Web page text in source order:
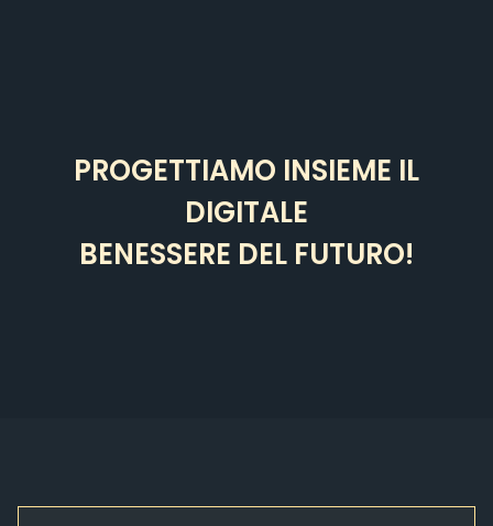
PROGETTIAMO INSIEME IL
DIGITALE
BENESSERE DEL FUTURO!